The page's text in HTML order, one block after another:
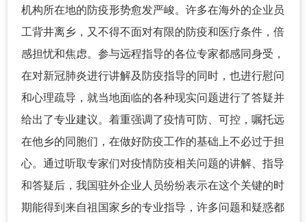
机构所在地的防疫形势愈发严峻。许多在海外的企业员
工背井离乡，又不得不面对有限的防疫和医疗条件，倍
感担忧和焦虑。参与远程指导的各位专家都感同身受，
在对新冠肺炎进行讲解及防疫指导的同时，也进行慰问
和心理疏导，就当地面临的各种现实问题进行了答疑并
给出了专业建议。着重强调了疫情可防、可控，嘱托远
在他乡的同胞们，在做好防疫工作的基础上不必过于担
心。通过听取专家们对疫情防疫相关问题的讲解、指导
和答疑后，我国驻外企业人员纷纷表示在这个关键的时
期能得到来自祖国家乡的专业指导，许多问题和疑惑都